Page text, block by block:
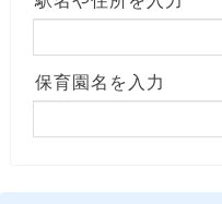
保育園名を入力